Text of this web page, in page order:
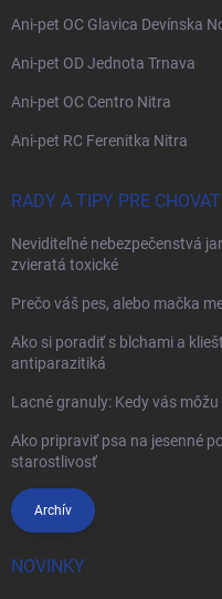
Ani-pet OC Glavica Devínska
Ani-pet OD Jednota Trnava
Ani-pet OC Centro Nitra
Ani-pet RC Ferenitka Nitra
RADY A TIPY PRE
Neviditeľné nebezpečenstvá
zvieratá toxické
Prečo váš pes, alebo mačka
Ako si poradiť s blchami a
antiparazitiká
Lacné granuly: Kedy vás
Ako pripraviť psa na jesenné
starostlivosť
Archív
NOVINKY